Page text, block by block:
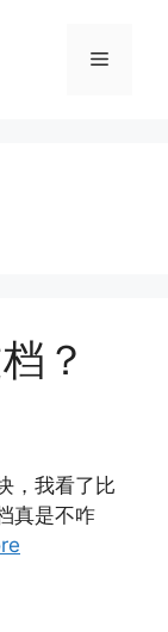
Menu
？
，我看了比
真是不咋